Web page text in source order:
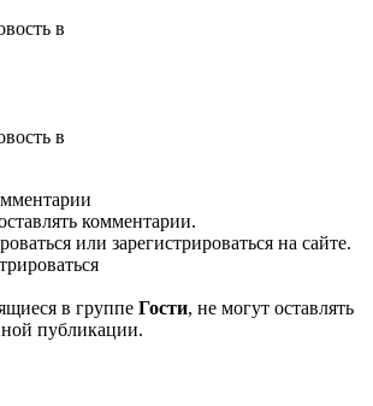
в
в
комментарии.
или зарегистрироваться на сайте.
в группе Гости, не могут оставлять
публикации.